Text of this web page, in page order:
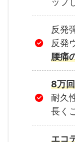
反発
反発
腰痛
8万
耐久
長く
エコ